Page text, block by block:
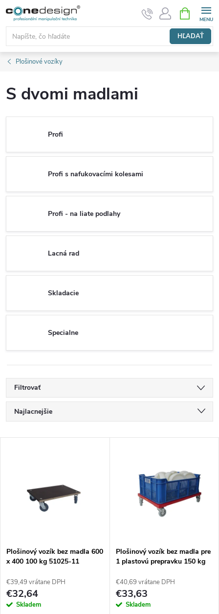
Prejsť
obsah
HĽADAŤ
KOŠÍK
Plošinové vozíky
S dvomi madlami
Profi
Profi s nafukovacími kolesami
Profi - na liate podlahy
Lacná rad
Skladacie
Specialne
Filtrovať
R
a
e
p
Najlacnejšie
s
p
r
Plošinový vozík bez madla 600
x 400 100 kg 51025-11
€39,49 vrátane DPH
€32,64
Skladem
Plošinový vozík bez madla pre
1 plastovú prepravku 150 kg
€40,69 vrátane DPH
€33,63
Skladem